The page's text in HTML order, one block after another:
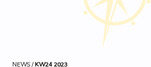
NEWS /KW24 2023